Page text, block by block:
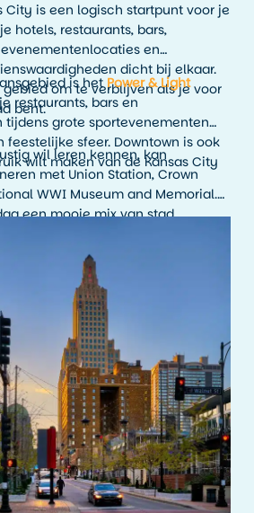
City is een logisch startpunt voor je
hotels, restaurants, bars,
en
dicht bij elkaar.
gebied om te verblijven als je voor
bent.
is hetPower & Light
restaurants, bars en
tijdens grote sportevenementen
feestelijke sfeer. Downtown is ook
wilt maken van de Kansas City
wil leren kennen, kan
met Union Station, Crown
WWI Museum and Memorial.
een mooie mix van stad,